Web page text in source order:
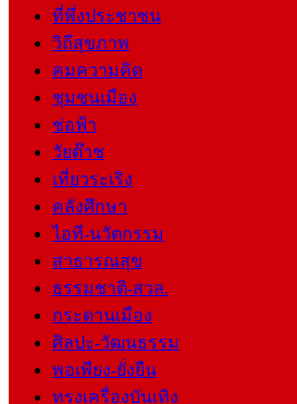
ที่พึ่งประชาชน
วิถีสุขภาพ
คมความคิด
ชุมชนเมือง
ช่อฟ้า
วัยต๊าช
เที่ยวระเริง
คลังศึกษา
ไอที-นวัตกรรม
สาธารณสุข
ธรรมชาติ-สวล.
กระดานเมือง
ศิลปะ-วัฒนธรรม
พอเพียง-ยั่งยืน
ทรงเครื่องบันเทิง